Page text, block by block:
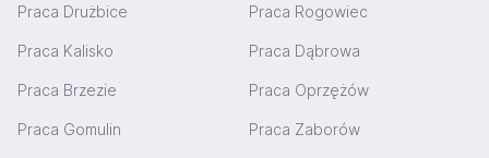
Praca Drużbice Praca Rogowiec
Praca Kalisko Praca Dąbrowa
Praca Brzezie Praca Oprzężów
Praca Gomulin Praca Zaborów